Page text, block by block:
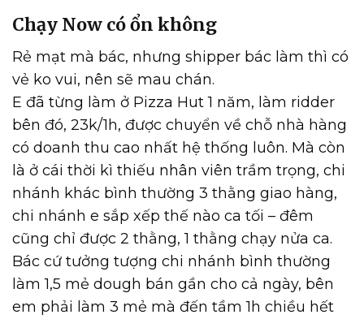
Chạy Now có ổn không
Rẻ mạt mà bác, nhưng shipper bác làm thì có
vẻ ko vui, nên sẽ mau chán.
E đã từng làm ở Pizza Hut 1 năm, làm ridder
bên đó, 23k/1h, được chuyển về chỗ nhà hàng
có doanh thu cao nhất hệ thống luôn. Mà còn
là ở cái thời kì thiếu nhân viên trầm trọng, chi
nhánh khác bình thường 3 thằng giao hàng,
chi nhánh e sắp xếp thế nào ca tối – đêm
cũng chỉ được 2 thằng, 1 thằng chạy nửa ca.
Bác cứ tưởng tượng chi nhánh bình thường
làm 1,5 mẻ dough bán gần cho cả ngày, bên
em phải làm 3 mẻ mà đến tầm 1h chiều hết